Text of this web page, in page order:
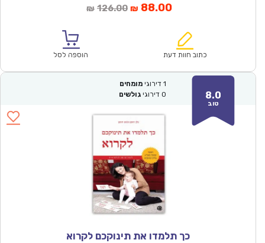
₪ 126.00המחיר
₪126.00.
₪ 88.00המחיר
הוא:
כתוב חוות דעת הוספה לסל
8.0
טוב
1 דירוגי מומחים
0 דירוגי גולשים
כך תלמדו את תינוקכם לקרוא